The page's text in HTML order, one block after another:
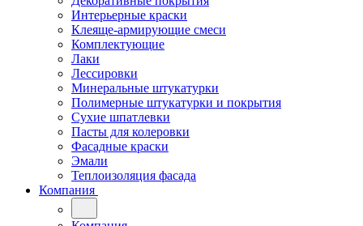
Интерьерные краски
Клеяще-армирующие смеси
Комплектующие
Лаки
Лессировки
Минеральные штукатурки
Полимерные штукатурки и покрытия
Сухие шпатлевки
Пасты для колеровки
Фасадные краски
Эмали
Теплоизоляция фасада
Компания